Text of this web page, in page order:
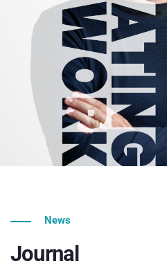
News
Journal